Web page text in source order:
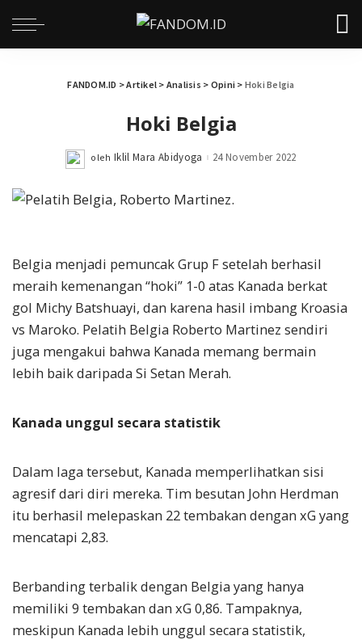
FANDOM.ID >Artikel > Analisis > Opini > Hoki Belgia
Hoki Belgia
Posted
oleh Iklil Mara Abidyoga 24 November 2022
Belgia menjadi pemuncak Grup F setelah berhasil
meraih kemenangan “hoki” 1-0 atas Kanada berkat
gol Michy Batshuayi, dan karena hasil imbang Kroasia
vs Maroko. Pelatih Belgia Roberto Martinez sendiri
juga mengakui bahwa Kanada memang bermain
lebih baik daripada Si Setan Merah.
Kanada unggul secara statistik
Dalam laga tersebut, Kanada memperlihatkan sisi
agresif dari diri mereka. Tim besutan John Herdman
itu berhasil melepaskan 22 tembakan dengan xG yang
mencatapi 2,83.
Berbanding terbalik dengan Belgia yang hanya
memiliki 9 tembakan dan xG 0,86. Tampaknya,
meskipun Kanada lebih unggul secara statistik,